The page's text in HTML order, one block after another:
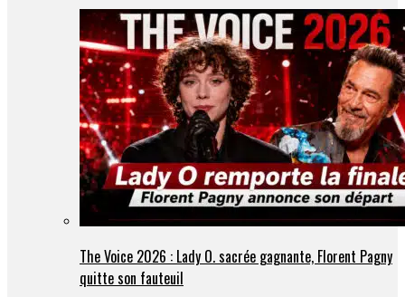
The Voice 2026 : Lady O. sacrée gagnante, Florent Pagny
quitte son fauteuil